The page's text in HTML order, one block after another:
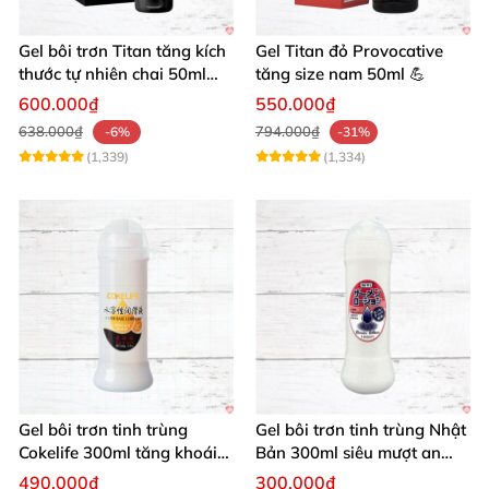
Gel bôi trơn Titan tăng kích
thước tự nhiên chai 50ml
siêu mạnh
600.000₫
638.000₫
-6%
(1,339)
Gel Titan đỏ Provocative
tăng size nam 50ml 💪
550.000₫
794.000₫
-31%
(1,334)
Gel bôi trơn tinh trùng
Cokelife 300ml tăng khoái
cảm, an toàn
490.000₫
Gel bôi trơn tinh trùng Nhật
Bản 300ml siêu mượt an
toàn cho yêu
300.000₫